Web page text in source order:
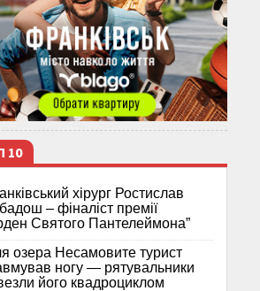
10
хірург Ростислав
– фіналіст премії
Святого Пантелеймона”
озера Несамовите турист
ногу — рятувальники
його квадроциклом